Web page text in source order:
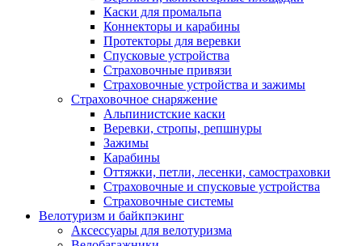
Каски для промальпа
Коннекторы и карабины
Протекторы для веревки
Спусковые устройства
Страховочные привязи
Страховочные устройства и зажимы
Страховочное снаряжение
Альпинистские каски
Веревки, стропы, репшнуры
Зажимы
Карабины
Оттяжки, петли, лесенки, самостраховки
Страховочные и спусковые устройства
Страховочные системы
Велотуризм и байкпэкинг
Аксессуары для велотуризма